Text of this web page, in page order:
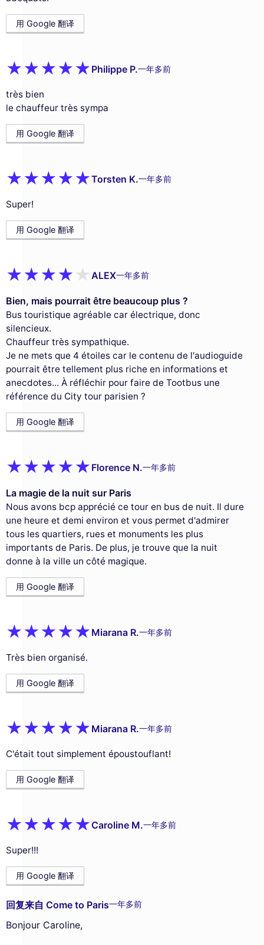
用 Google 翻译
Philippe P.一年多前
très bien
le chauffeur très sympa
用 Google 翻译
Torsten K.一年多前
Super!
用 Google 翻译
ALEX一年多前
Bien, mais pourrait être beaucoup plus ?
Bus touristique agréable car électrique, donc
silencieux.
Chauffeur très sympathique.
Je ne mets que 4 étoiles car le contenu de l'audioguide
pourrait être tellement plus riche en informations et
anecdotes... À réfléchir pour faire de Tootbus une
référence du City tour parisien ?
用 Google 翻译
Florence N.一年多前
La magie de la nuit sur Paris
Nous avons bcp apprécié ce tour en bus de nuit. Il dure
une heure et demi environ et vous permet d'admirer
tous les quartiers, rues et monuments les plus
importants de Paris. De plus, je trouve que la nuit
donne à la ville un côté magique.
用 Google 翻译
Miarana R.一年多前
Très bien organisé.
用 Google 翻译
Miarana R.一年多前
C'était tout simplement époustouflant!
用 Google 翻译
Caroline M.一年多前
Super!!!
用 Google 翻译
回复来自 Come to Paris一年多前
Bonjour Caroline,